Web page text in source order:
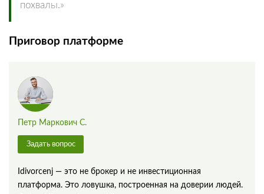
похвалы.»
Приговор платформе
Петр Маркович С.
Задать вопрос
Idivorcenj — это не брокер и не инвестиционная
платформа. Это ловушка, построенная на доверии людей.